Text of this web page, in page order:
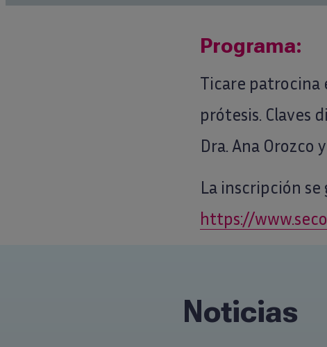
Programa:
Ticare patrocina
prótesis. Claves
Dra. Ana Orozco
La inscripción se
https://
Noticias